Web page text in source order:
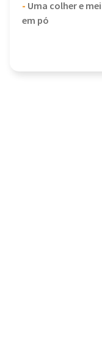
- Uma colher e
em pó